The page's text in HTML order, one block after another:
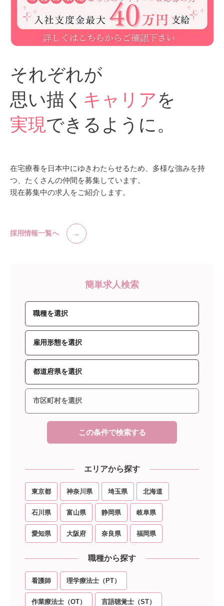
それぞれが
思い描く キャリアを
実現できるように。
在宅療養を日本中にゆきわたらせるため、多様な強みを持
つ、たくさんの仲間を募集しています。
現在募集中の求人をご紹介します。
採用情報一覧へ
簡単求人検索
この条件で検索する
エリアから探す
東京都 神奈川県 埼玉県 北海道
石川県 富山県 静岡県 岐阜県
愛知県 大阪府 奈良県 福岡県
職種から探す
看護師 理学療法士（PT）
作業療法士（OT） 言語聴覚士（ST）